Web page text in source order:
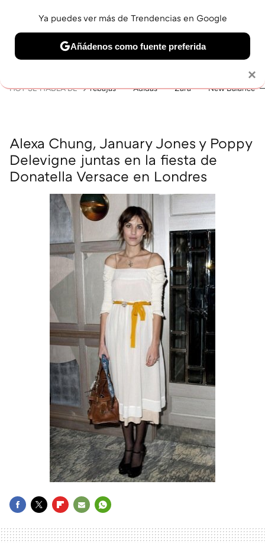
BELLEZA SHOPPING VIAJES GASTRO SNEAKERS
HOY SE HABLA DE rebajas Adidas Zara New Balance
Alexa Chung, January Jones y Poppy
Delevigne juntas en la fiesta de
Donatella Versace en Londres
MAIL
×
Ya puedes ver más de Trendencias en Google
Añádenos como fuente preferida